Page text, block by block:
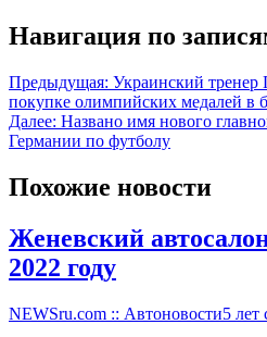
Навигация по
Предыдущая: Украинский тренер
покупке олимпийских медалей в
Далее: Названо имя нового
Германии по футболу
Похожие новости
Женевский
2022 году
NEWSru.com :: Автоновости5 лет